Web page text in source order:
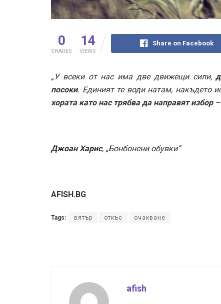
0
SHARES
14
VIEWS
Share on Facebook
„У всеки от нас има две движещи сили,
посоки. Единият те води натам, накъдето
хората като нас трябва да направят избор–
Джоан Харис, „Бонбонени обувки“
AFISH.BG
Tags: вятър откъс очакване
afish